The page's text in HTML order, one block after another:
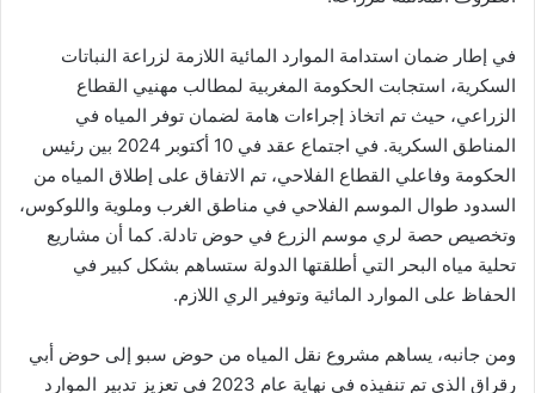
في إطار ضمان استدامة الموارد المائية اللازمة لزراعة النباتات
السكرية، استجابت الحكومة المغربية لمطالب مهنيي القطاع
الزراعي، حيث تم اتخاذ إجراءات هامة لضمان توفر المياه في
المناطق السكرية. في اجتماع عقد في 10 أكتوبر 2024 بين رئيس
الحكومة وفاعلي القطاع الفلاحي، تم الاتفاق على إطلاق المياه من
السدود طوال الموسم الفلاحي في مناطق الغرب وملوية واللوكوس،
وتخصيص حصة لري موسم الزرع في حوض تادلة. كما أن مشاريع
تحلية مياه البحر التي أطلقتها الدولة ستساهم بشكل كبير في
الحفاظ على الموارد المائية وتوفير الري اللازم.
ومن جانبه، يساهم مشروع نقل المياه من حوض سبو إلى حوض أبي
رقراق الذي تم تنفيذه في نهاية عام 2023 في تعزيز تدبير الموارد